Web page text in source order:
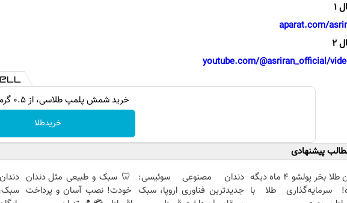
1
aparat.com/
2
youtube.com/@asriran_official/
خرید شمش پلمپ طلاسی، از ۰.۵ گرم تا ۱۰ گرم
خریدطلا
پیشنهادی
الان طلا بخر پولشو 4 ماه دیگه
سرمایه‌گذاری طلا با
دندان مصنوعی سوئیسی:
جدیدترین فناوری اروپا، سبک
🦷 سبک و طبیعی مثل دندان
خودت! نصب آسان و پرداخت